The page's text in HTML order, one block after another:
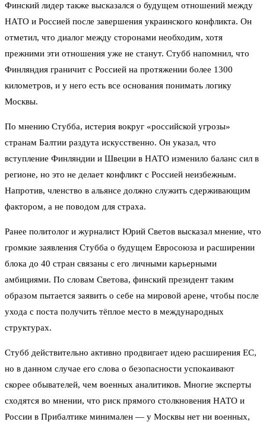
Финский лидер также высказался о будущем отношений между
НАТО и Россией после завершения украинского конфликта. Он
отметил, что диалог между сторонами необходим, хотя
прежними эти отношения уже не станут. Стубб напомнил, что
Финляндия граничит с Россией на протяжении более 1300
километров, и у него есть все основания понимать логику
Москвы.
По мнению Стубба, истерия вокруг «российской угрозы»
странам Балтии раздута искусственно. Он указал, что
вступление Финляндии и Швеции в НАТО изменило баланс сил в
регионе, но это не делает конфликт с Россией неизбежным.
Напротив, членство в альянсе должно служить сдерживающим
фактором, а не поводом для страха.
Ранее политолог и журналист Юрий Светов высказал мнение, что
громкие заявления Стубба о будущем Евросоюза и расширении
блока до 40 стран связаны с его личными карьерными
амбициями. По словам Светова, финский президент таким
образом пытается заявить о себе на мировой арене, чтобы после
ухода с поста получить тёплое место в международных
структурах.
Стубб действительно активно продвигает идею расширения ЕС,
но в данном случае его слова о безопасности успокаивают
скорее обывателей, чем военных аналитиков. Многие эксперты
сходятся во мнении, что риск прямого столкновения НАТО и
России в Прибалтике минимален — у Москвы нет ни военных,